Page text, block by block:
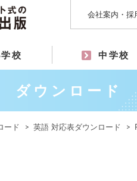
会社案内・採
校 中学校
ダウンロード
ード 英語 対応表ダウンロード